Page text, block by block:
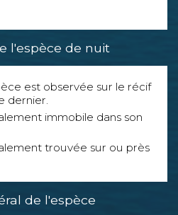
l'espèce de nuit
est observée sur le récif
dernier.
immobile dans son
trouvée sur ou près
de l'espèce